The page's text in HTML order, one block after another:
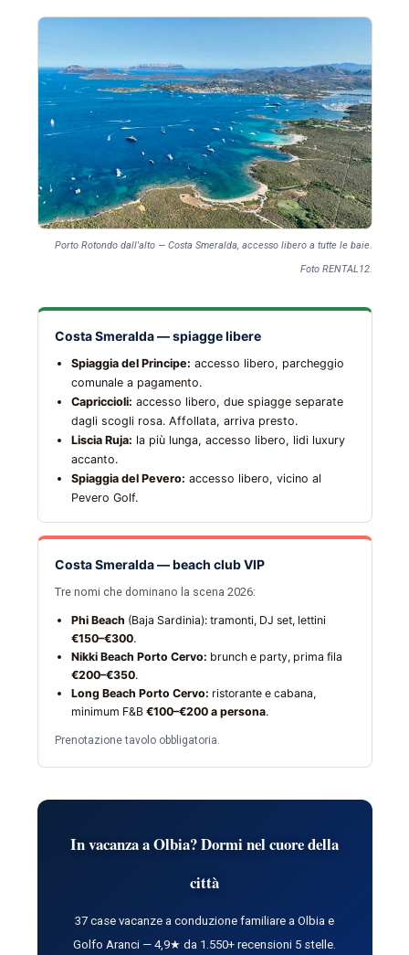
Porto Rotondo dall'alto — Costa Smeralda, accesso libero a tutte le baie.
Foto RENTAL12.
Costa Smeralda — spiagge libere
Spiaggia del Principe: accesso libero, parcheggio
comunale a pagamento.
Capriccioli: accesso libero, due spiagge separate
dagli scogli rosa. Affollata, arriva presto.
Liscia Ruja: la più lunga, accesso libero, lidi luxury
accanto.
Spiaggia del Pevero: accesso libero, vicino al
Pevero Golf.
Costa Smeralda — beach club VIP
Tre nomi che dominano la scena 2026:
Phi Beach (Baja Sardinia): tramonti, DJ set, lettini
€150–€300.
Nikki Beach Porto Cervo: brunch e party, prima fila
€200–€350.
Long Beach Porto Cervo: ristorante e cabana,
minimum F&B €100–€200 a persona.
Prenotazione tavolo obbligatoria.
In vacanza a Olbia? Dormi nel cuore della
città
37 case vacanze a conduzione familiare a Olbia e
Golfo Aranci — 4,9★ da 1.550+ recensioni 5 stelle.